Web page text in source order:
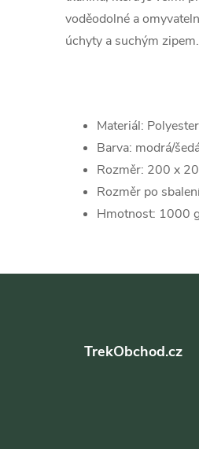
voděodolné a
úchyty a suchým zipem.
Materiál: Polyester
Barva: modrá/
Rozměr: 200 x
Rozměr po
Hmotnost: 1000
TrekObchod.cz